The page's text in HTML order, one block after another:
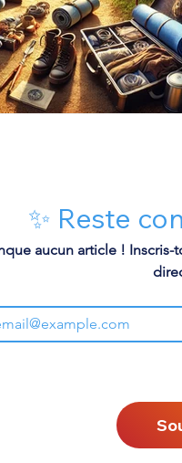
✨ Reste
aucun article !